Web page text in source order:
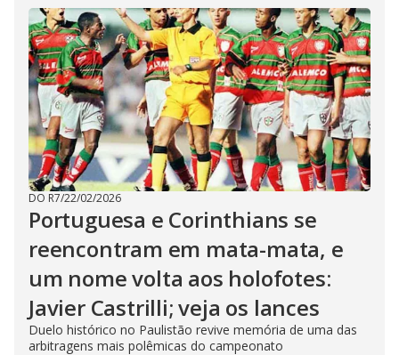
DO R7/22/02/2026
Portuguesa e Corinthians se
reencontram em mata-mata, e
um nome volta aos holofotes:
Javier Castrilli; veja os lances
Duelo histórico no Paulistão revive memória de uma das
arbitragens mais polêmicas do campeonato